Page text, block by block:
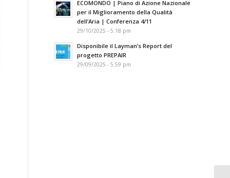
ECOMONDO | Piano di Azione Nazionale
per il Miglioramento della Qualità
dell’Aria | Conferenza 4/11
29/10/2025 - 5:18 pm
Disponibile il Layman’s Report del
progetto PREPAIR
29/09/2025 - 5:59 pm